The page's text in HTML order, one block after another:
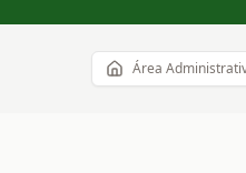
Área